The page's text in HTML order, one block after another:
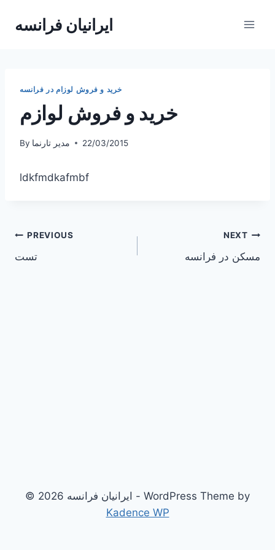
ایرانیان فرانسه
خرید و فروش لوزام در فرانسه
خرید و فروش لوازم
By مدیر تارنما 22/03/2015
ldkfmdkafmbf
Post
navigation
PREVIOUS
تست
NEXT
مسکن در فرانسه
© 2026 ایرانیان فرانسه - WordPress Theme by
Kadence WP